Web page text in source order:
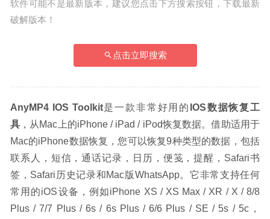
软件可能不是最新版本，建议您点击下方搜索按钮，下载最新
破解版本！
点击立即搜索
AnyMP4 IOS Toolkit是一款非常好用的 IOS数据恢复工
具 ，从Mac上的iPhone / iPad / iPod恢复数据。借助适用于
Mac的iPhone数据恢复，您可以恢复9种类型的数据，包括
联系人，短信，通话记录，日历，便笺，提醒，Safari书
签，Safari历史记录和Mac版WhatsApp。它非常支持任何
常用的iOS设备，例如iPhone XS / XS Max / XR / X / 8/8
Plus / 7/7 Plus / 6s / 6s Plus / 6/6 Plus / SE / 5s / 5c，